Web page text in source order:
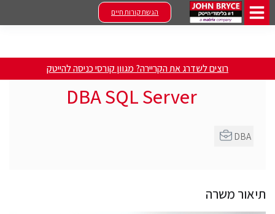
הגשת קורות חיים
רוצים לשדרג את הקריירה? מגוון קורסי כניסה להייטק
DBA SQL Server
תיאור משרה